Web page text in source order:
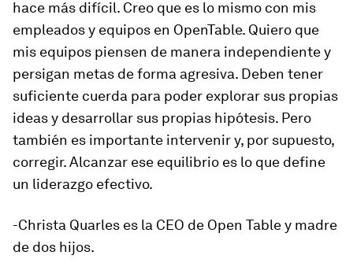
hace más difícil. Creo que es lo mismo con mis
empleados y equipos en OpenTable. Quiero que
mis equipos piensen de manera independiente y
persigan metas de forma agresiva. Deben tener
suficiente cuerda para poder explorar sus propias
ideas y desarrollar sus propias hipótesis. Pero
también es importante intervenir y, por supuesto,
corregir. Alcanzar ese equilibrio es lo que define
un liderazgo efectivo.
-Christa Quarles es la CEO de Open Table y madre
de dos hijos.